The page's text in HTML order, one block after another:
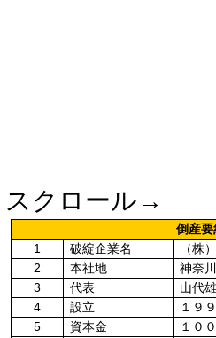
スクロール→
倒産
1
破綻企業名
（株
2
本社地
神奈
3
代表
山代
4
設立
１９
5
資本金
１０